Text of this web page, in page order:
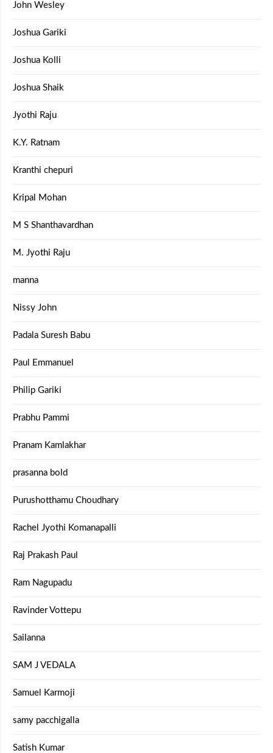
John Wesley
Joshua Gariki
Joshua Kolli
Joshua Shaik
Jyothi Raju
K.Y. Ratnam
Kranthi chepuri
Kripal Mohan
M S Shanthavardhan
M. Jyothi Raju
manna
Nissy John
Padala Suresh Babu
Paul Emmanuel
Philip Gariki
Prabhu Pammi
Pranam Kamlakhar
prasanna bold
Purushotthamu Choudhary
Rachel Jyothi Komanapalli
Raj Prakash Paul
Ram Nagupadu
Ravinder Vottepu
Sailanna
SAM J VEDALA
Samuel Karmoji
samy pacchigalla
Satish Kumar